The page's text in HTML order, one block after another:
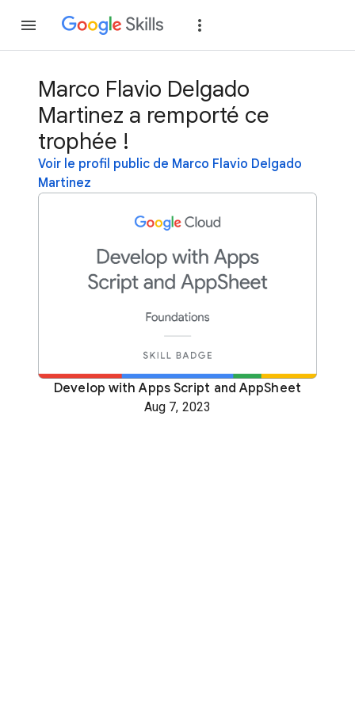
Marco Flavio Delgado
Martinez a remporté ce
trophée !
Voir le profil public de Marco Flavio Delgado
Martinez